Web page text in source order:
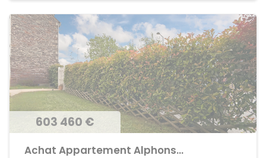
603 460 €
Achat Appartement Alphonse Guerin